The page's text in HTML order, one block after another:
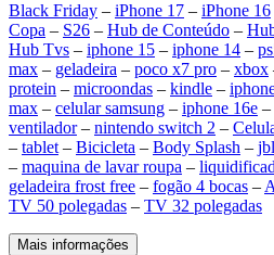
Black Friday – iPhone 17 – iPhone 16
Copa – S26 – Hub de Conteúdo –
Hub Tvs – iphone 15 – iphone 14 –
max – geladeira – poco x7 pro – xbox
protein – microondas – kindle –
max – celular samsung – iphone 16e –
ventilador– nintendo switch 2 –
– tablet– Bicicleta – Body Splash – jbl
– maquina de lavar roupa –
geladeira frost free – fogão 4 bocas –
TV 50 polegadas – TV 32 polegadas
Mais informações